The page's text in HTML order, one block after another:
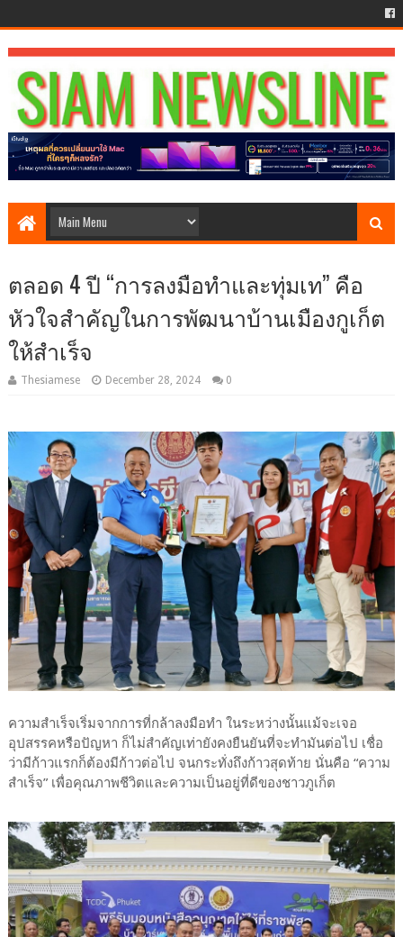
ตลอด 4 ปี “การลงมือทำและทุ่มเท” คือ
หัวใจสำคัญในการพัฒนาบ้านเมืองกูเก็ต
ให้สำเร็จ
Thesiamese December 28, 2024 0
ความสำเร็จเริ่มจากการที่กล้าลงมือทำ ในระหว่างนั้นแม้จะเจอ
อุปสรรคหรือปัญหา ก็ไม่สำคัญเท่ายังคงยืนยันที่จะทำมันต่อไป เชื่อ
ว่ามีก้าวแรกก็ต้องมีก้าวต่อไป จนกระทั่งถึงก้าวสุดท้าย นั่นคือ “ความ
สำเร็จ” เพื่อคุณภาพชีวิตและความเป็นอยู่ที่ดีของชาวภูเก็ต